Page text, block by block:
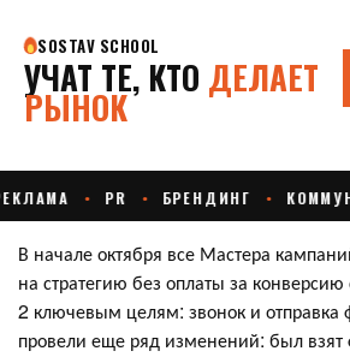
В начале октября все Мастера
на стратегию без оплаты за
2 ключевым целям: звонок и
провели еще ряд изменений: был взят